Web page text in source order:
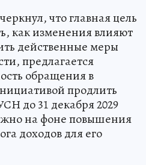
что главная цель
как изменения влияют
действенные меры
предлагается
обращения в
продлить
до 31 декабря 2029
на фоне повышения
доходов для его